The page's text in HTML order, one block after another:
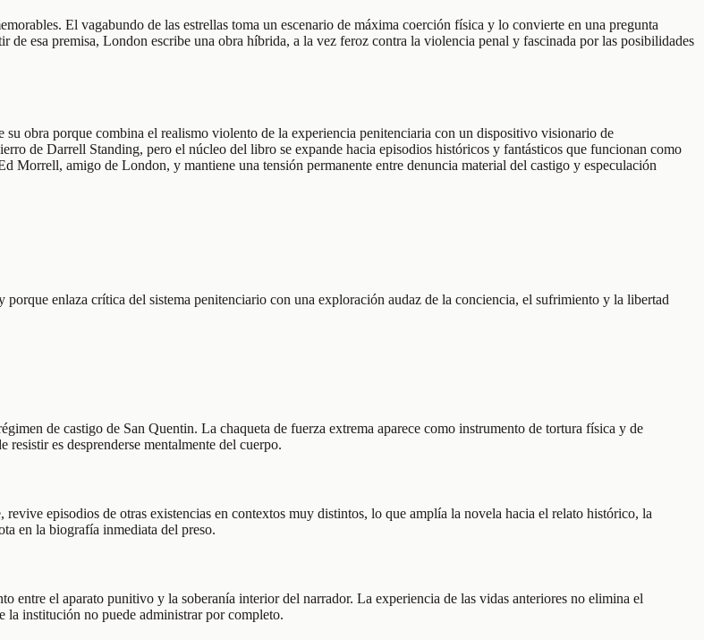
El vagabundo de las estrellas toma un escenario de máxima coerción física y lo convierte en una pregunta
esa premisa, London escribe una obra híbrida, a la vez feroz contra la violencia penal y fascinada por las posibilidades
obra porque combina el realismo violento de la experiencia penitenciaria con un dispositivo visionario de
de Darrell Standing, pero el núcleo del libro se expande hacia episodios históricos y fantásticos que funcionan como
Morrell, amigo de London, y mantiene una tensión permanente entre denuncia material del castigo y especulación
enlaza crítica del sistema penitenciario con una exploración audaz de la conciencia, el sufrimiento y la libertad
de castigo de San Quentin. La chaqueta de fuerza extrema aparece como instrumento de tortura física y de
es desprenderse mentalmente del cuerpo.
episodios de otras existencias en contextos muy distintos, lo que amplía la novela hacia el relato histórico, la
en la biografía inmediata del preso.
entre el aparato punitivo y la soberanía interior del narrador. La experiencia de las vidas anteriores no elimina el
la institución no puede administrar por completo.